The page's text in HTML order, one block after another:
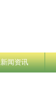
新闻资讯